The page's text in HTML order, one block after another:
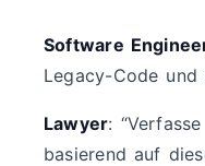
Software
Legacy-Code und
Lawyer:
basierend auf